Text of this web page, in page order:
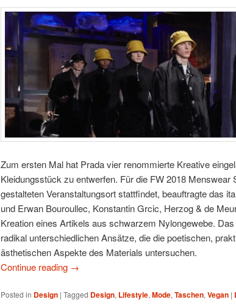
Zum ersten Mal hat Prada vier renommierte Kreative
Kleidungsstück zu entwerfen. Für die FW 2018 Menswear
gestalteten Veranstaltungsort stattfindet, beauftragte das
und Erwan Bouroullec, Konstantin Grcic, Herzog & de
Kreation eines Artikels aus schwarzem Nylongewebe.
radikal unterschiedlichen Ansätze, die die poetischen,
ästhetischen Aspekte des Materials untersuchen.
Continue reading →
Posted in Design | Tagged Design, Lifestyle, Mode, Taschen, Vegan |